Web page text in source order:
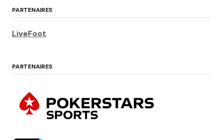
PARTENAIRES
LiveFoot
PARTENAIRES